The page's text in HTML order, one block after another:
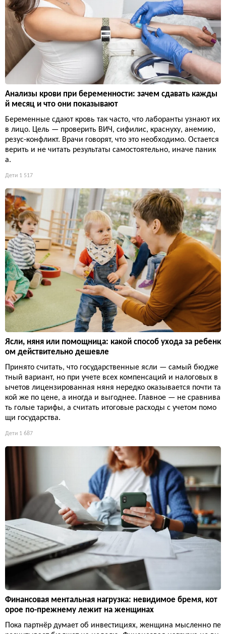
Анализы крови при беременности: зачем сдавать кажды
й месяц и что они показывают
Беременные сдают кровь так часто, что лаборанты узнают их
в лицо. Цель — проверить ВИЧ, сифилис, краснуху, анемию,
резус-конфликт. Врачи говорят, что это необходимо. Остается
верить и не читать результаты самостоятельно, иначе паник
а.
Дети 1 517
Ясли, няня или помощница: какой способ ухода за ребенк
ом действительно дешевле
Принято считать, что государственные ясли — самый бюдже
тный вариант, но при учете всех компенсаций и налоговых в
ычетов лицензированная няня нередко оказывается почти та
кой же по цене, а иногда и выгоднее. Главное — не сравнива
ть голые тарифы, а считать итоговые расходы с учетом помо
щи государства.
Дети 1 687
Финансовая ментальная нагрузка: невидимое бремя, кот
орое по-прежнему лежит на женщинах
Пока партнёр думает об инвестициях, женщина мысленно пе